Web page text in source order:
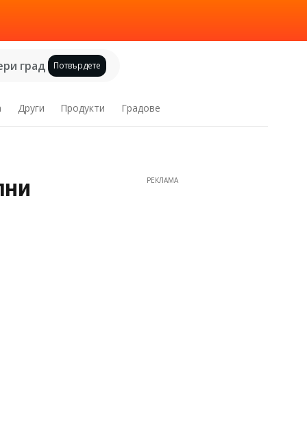
град Потвърдете
Други Продукти Градове
РЕКЛАМА